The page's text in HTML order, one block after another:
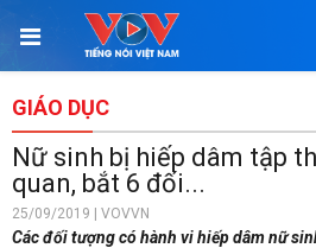
GIÁO DỤC
Nữ sinh bị hiếp dâm tập
quan, bắt 6 đối...
25/09/2019 | VOVVN
Các đối tượng có hành vi hiếp dâm nữ